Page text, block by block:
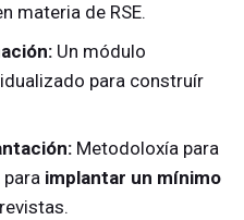
materia de RSE.
Un módulo
para construír
Metodoloxía para
para implantar un mínimo